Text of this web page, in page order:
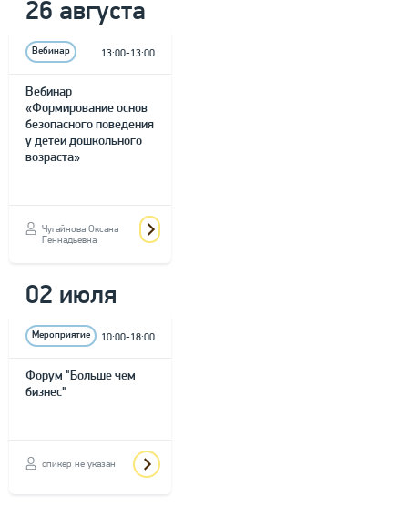
26 августа
Вебинар 13:00-13:00
Вебинар
«Формирование основ
безопасного поведения
у детей дошкольного
возраста»
Чугайнова Оксана
Геннадьевна
02 июля
Мероприятие 10:00-18:00
Форум "Больше чем
бизнес"
спикер не указан